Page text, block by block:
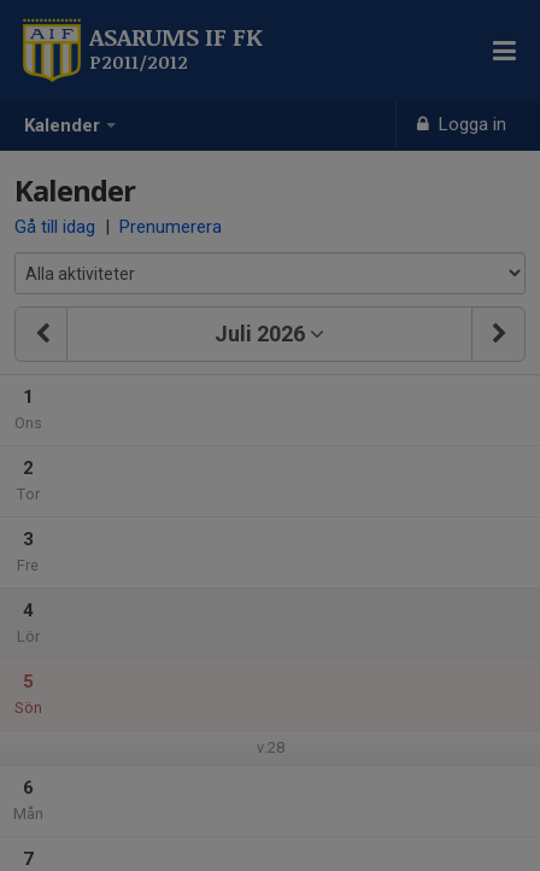
Kalender Logga in
ASARUMS IF FK
P2011/2012
Kalender
Gå till idag | Prenumerera
Juli 2026
1
Ons
2
Tor
3
Fre
4
Lör
5
Sön
v.28
6
Mån
7